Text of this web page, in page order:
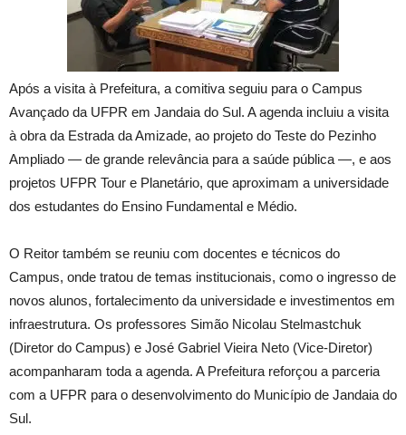
Após a visita à Prefeitura, a comitiva seguiu para o Campus
Avançado da UFPR em Jandaia do Sul. A agenda incluiu a visita
à obra da Estrada da Amizade, ao projeto do Teste do Pezinho
Ampliado — de grande relevância para a saúde pública —, e aos
projetos UFPR Tour e Planetário, que aproximam a universidade
dos estudantes do Ensino Fundamental e Médio.
O Reitor também se reuniu com docentes e técnicos do
Campus, onde tratou de temas institucionais, como o ingresso de
novos alunos, fortalecimento da universidade e investimentos em
infraestrutura. Os professores Simão Nicolau Stelmastchuk
(Diretor do Campus) e José Gabriel Vieira Neto (Vice-Diretor)
acompanharam toda a agenda. A Prefeitura reforçou a parceria
com a UFPR para o desenvolvimento do Município de Jandaia do
Sul.